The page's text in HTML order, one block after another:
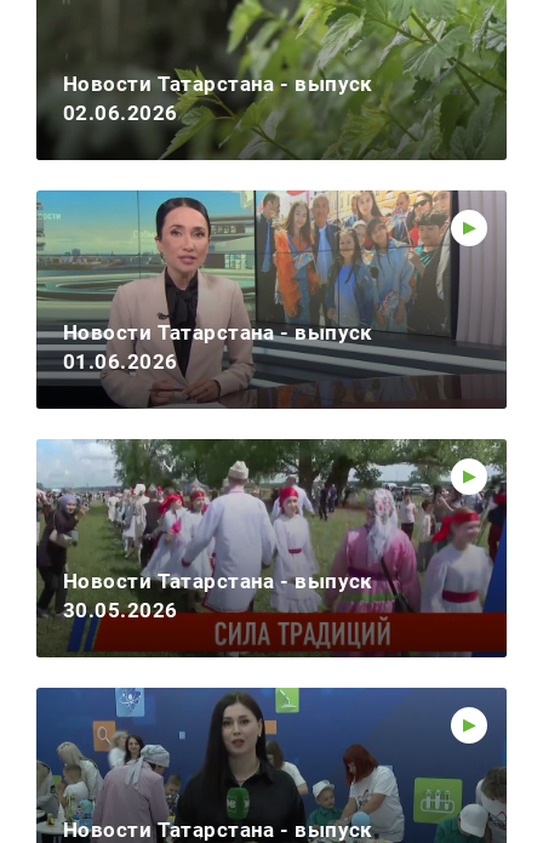
Новости Татарстана - выпуск
02.06.2026
Новости Татарстана - выпуск
01.06.2026
Новости Татарстана - выпуск
30.05.2026
Новости Татарстана - выпуск